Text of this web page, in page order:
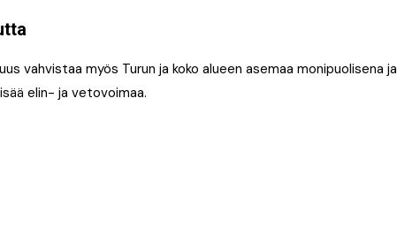
vahvistaa myös Turun ja koko alueen asemaa monipuolisena ja
elin- ja vetovoimaa.